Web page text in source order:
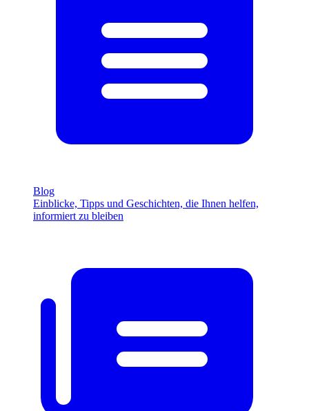
Blog
Einblicke, Tipps und Geschichten, die Ihnen helfen,
informiert zu bleiben